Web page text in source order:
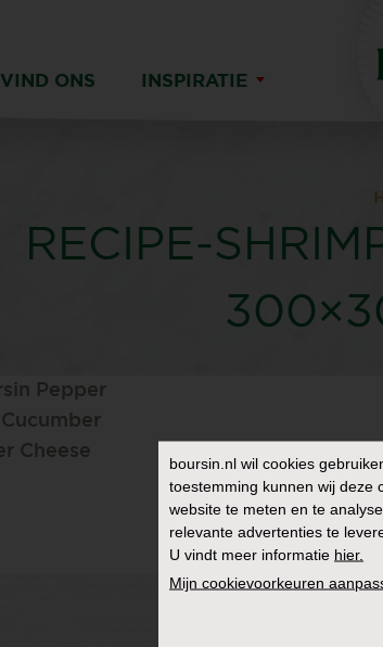
VIND ONS INSPIRATIE
RECIPE-
boursin.nl wil cookies
toestemming kunnen wij deze
website te meten en te
relevante advertenties te
U vindt meer informatie hier.
Mijn cookievoorkeuren